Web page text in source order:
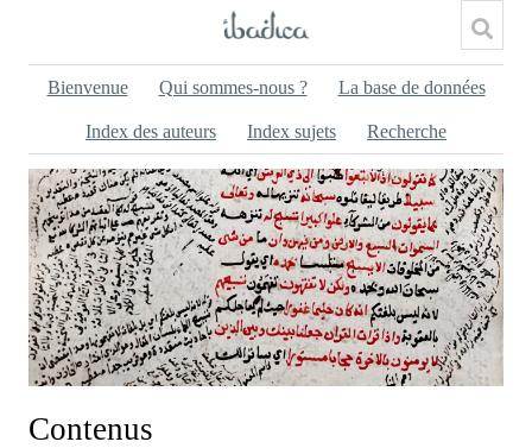
Bienvenue Qui sommes-nous ? La base de données
Index des auteurs Index sujets Recherche
Contenus